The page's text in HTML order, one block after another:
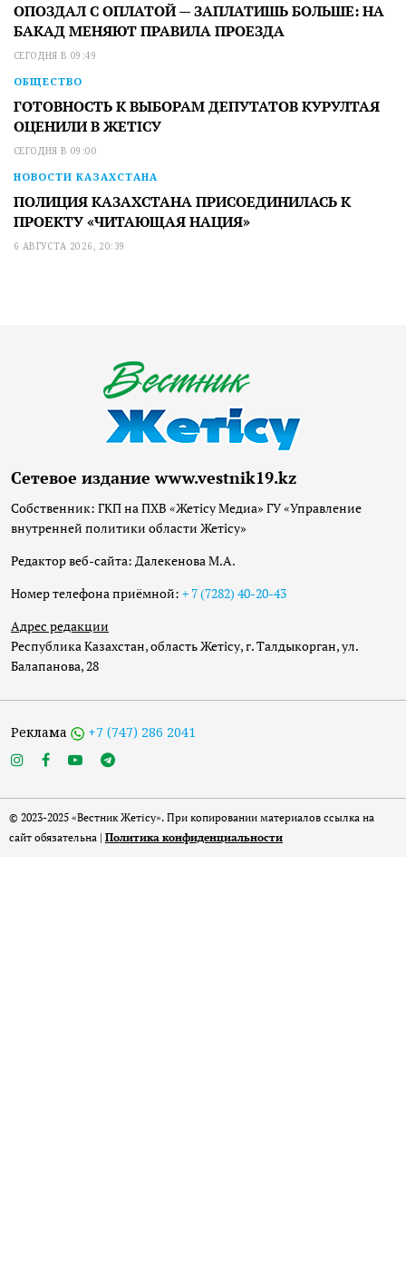
ОПОЗДАЛ С ОПЛАТОЙ — ЗАПЛАТИШЬ БОЛЬШЕ: НА
БАКАД МЕНЯЮТ ПРАВИЛА ПРОЕЗДА
СЕГОДНЯ В 09:49
ОБЩЕСТВО
ГОТОВНОСТЬ К ВЫБОРАМ ДЕПУТАТОВ КУРУЛТАЯ
ОЦЕНИЛИ В ЖЕТІСУ
СЕГОДНЯ В 09:00
НОВОСТИ КАЗАХСТАНА
ПОЛИЦИЯ КАЗАХСТАНА ПРИСОЕДИНИЛАСЬ К
ПРОЕКТУ «ЧИТАЮЩАЯ НАЦИЯ»
6 АВГУСТА 2026, 20:39
Сетевое издание www.vestnik19.kz
Собственник: ГКП на ПХВ «Жетісу Медиа» ГУ «Управление
внутренней политики области Жетісу»
Редактор веб-сайта: Далекенова М.А.
Номер телефона приёмной: + 7 (7282) 40-20-43
Адрес редакции
Республика Казахстан, область Жетісу, г. Талдыкорган, ул.
Балапанова, 28
Реклама +7 (747) 286 2041
© 2023-2025 «Вестник Жетісу». При копировании материалов ссылка на
сайт обязательна | Политика конфиденциальности